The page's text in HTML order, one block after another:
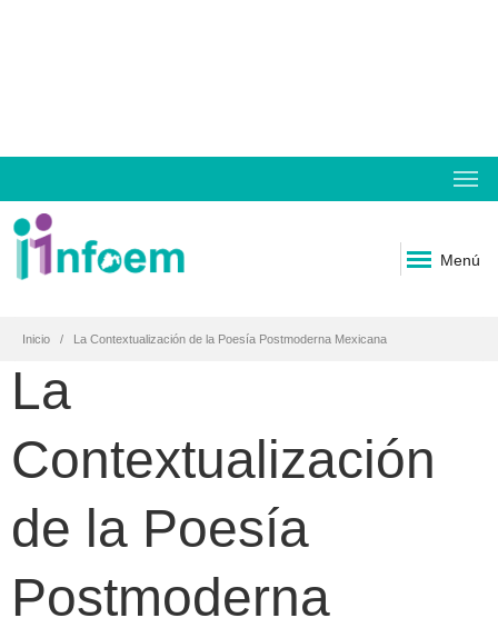
Menú
Inicio La Contextualización de la Poesía Postmoderna Mexicana
La
Contextualización
de la Poesía
Postmoderna